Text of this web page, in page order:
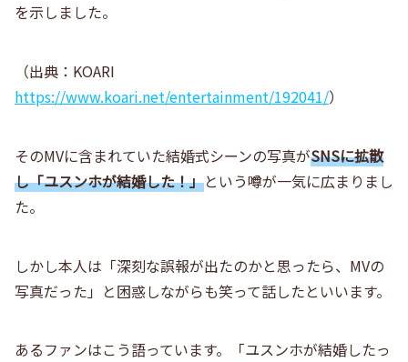
を示しました。
（出典：KOARI
https://www.koari.net/entertainment/192041/）
そのMVに含まれていた結婚式シーンの写真がSNSに拡散
し「ユスンホが結婚した！」という噂が一気に広まりまし
た。
しかし本人は「深刻な誤報が出たのかと思ったら、MVの
写真だった」と困惑しながらも笑って話したといいます。
あるファンはこう語っています。「ユスンホが結婚したっ